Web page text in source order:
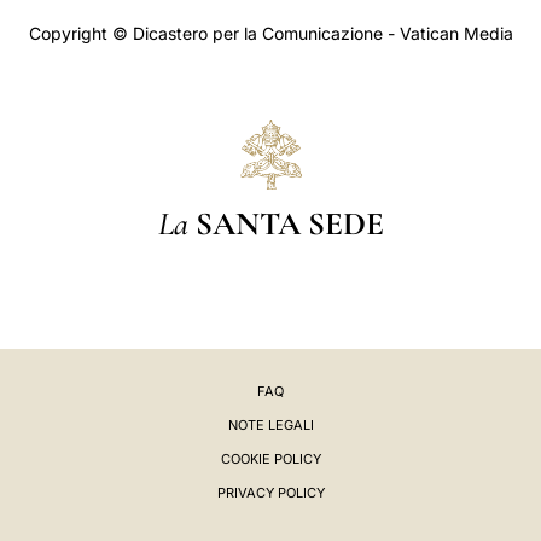
Copyright © Dicastero per la Comunicazione - Vatican Media
La SANTA SEDE
FAQ
NOTE LEGALI
COOKIE POLICY
PRIVACY POLICY